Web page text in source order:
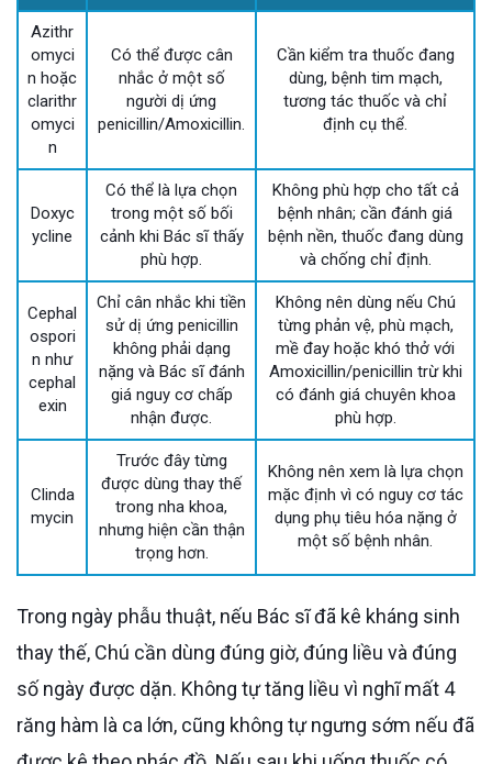
Azithr
omyci
n hoặc
clarithr
omyci
n
Có thể được cân
nhắc ở một số
người dị ứng
penicillin/Amoxicillin.
Cần kiểm tra thuốc đang
dùng, bệnh tim mạch,
tương tác thuốc và chỉ
định cụ thể.
Doxyc
ycline
Có thể là lựa chọn
trong một số bối
cảnh khi Bác sĩ thấy
phù hợp.
Không phù hợp cho tất cả
bệnh nhân; cần đánh giá
bệnh nền, thuốc đang dùng
và chống chỉ định.
Cephal
ospori
n như
cephal
exin
Chỉ cân nhắc khi tiền
sử dị ứng penicillin
không phải dạng
nặng và Bác sĩ đánh
giá nguy cơ chấp
nhận được.
Không nên dùng nếu Chú
từng phản vệ, phù mạch,
mề đay hoặc khó thở với
Amoxicillin/penicillin trừ khi
có đánh giá chuyên khoa
phù hợp.
Clinda
mycin
Trước đây từng
được dùng thay thế
trong nha khoa,
nhưng hiện cần thận
trọng hơn.
Không nên xem là lựa chọn
mặc định vì có nguy cơ tác
dụng phụ tiêu hóa nặng ở
một số bệnh nhân.
Trong ngày phẫu thuật, nếu Bác sĩ đã kê kháng sinh
thay thế, Chú cần dùng đúng giờ, đúng liều và đúng
số ngày được dặn. Không tự tăng liều vì nghĩ mất 4
răng hàm là ca lớn, cũng không tự ngưng sớm nếu đã